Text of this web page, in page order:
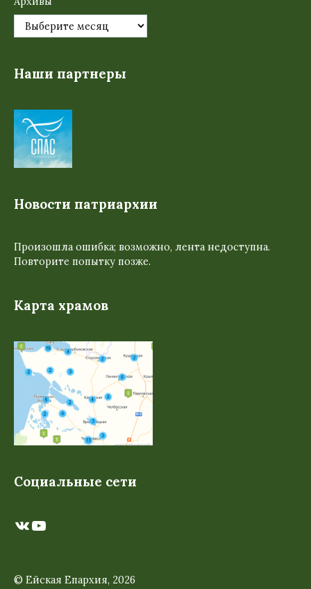
Наши партнеры
Новости патриархии
Произошла ошибка; возможно, лента недоступна.
Повторите попытку позже.
Карта храмов
Социальные сети
ВКонтакте
YouTube
© Ейская Епархия, 2026